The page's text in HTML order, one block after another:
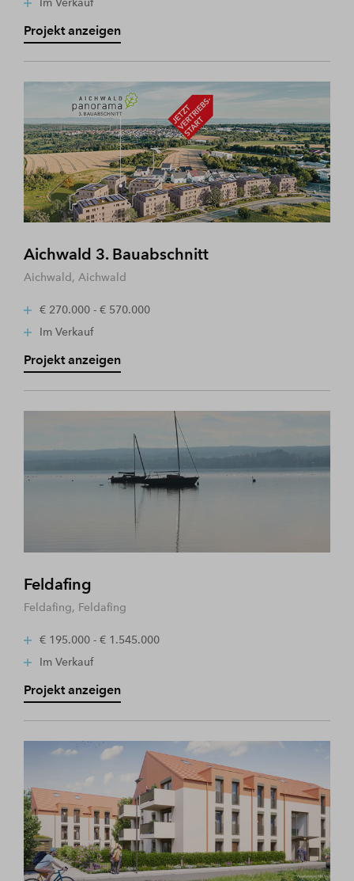
Im Verkauf
Projekt anzeigen
Aichwald 3. Bauabschnitt
Aichwald, Aichwald
€ 270.000 - € 570.000
Im Verkauf
Projekt anzeigen
Feldafing
Feldafing, Feldafing
€ 195.000 - € 1.545.000
Im Verkauf
Projekt anzeigen